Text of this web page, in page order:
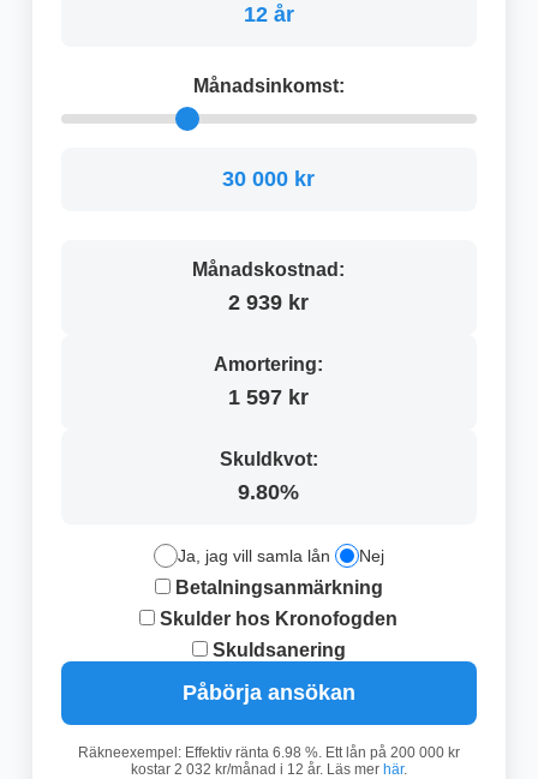
12 år
Månadsinkomst:
30 000 kr
Månadskostnad:
2 939 kr
Amortering:
1 597 kr
Skuldkvot:
9.80%
Ja, jag vill samla lån Nej
Betalningsanmärkning
Skulder hos Kronofogden
Skuldsanering
Påbörja ansökan
Räkneexempel: Effektiv ränta 6.98 %. Ett lån på 200 000 kr
kostar 2 032 kr/månad i 12 år. Läs mer här.